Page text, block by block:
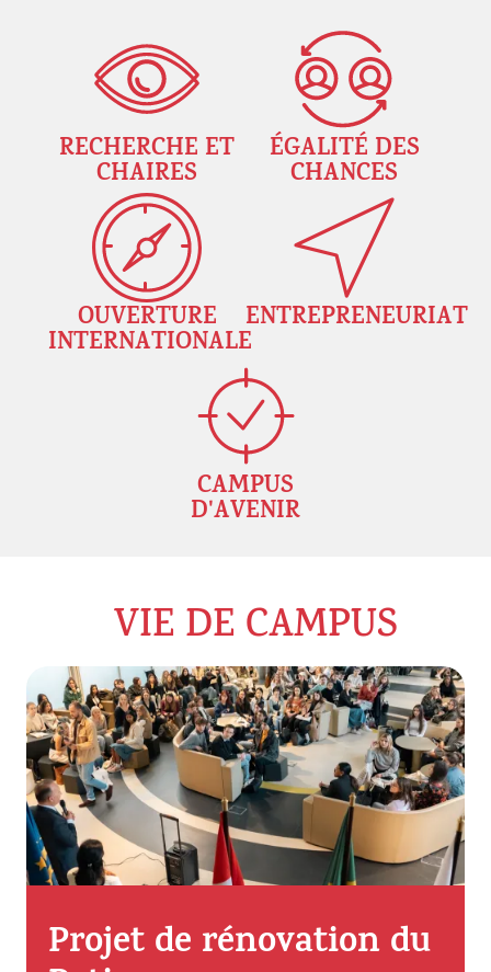
RECHERCHE ET
CHAIRES
ÉGALITÉ DES
CHANCES
OUVERTURE
INTERNATIONALE
ENTREPRENEURIAT
CAMPUS
D'AVENIR
VIE DE CAMPUS
Projet de rénovation du